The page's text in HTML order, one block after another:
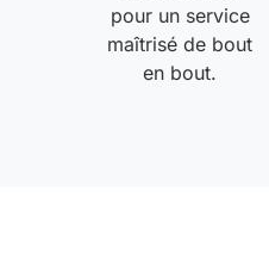
pour un service
maîtrisé de bout
en bout.